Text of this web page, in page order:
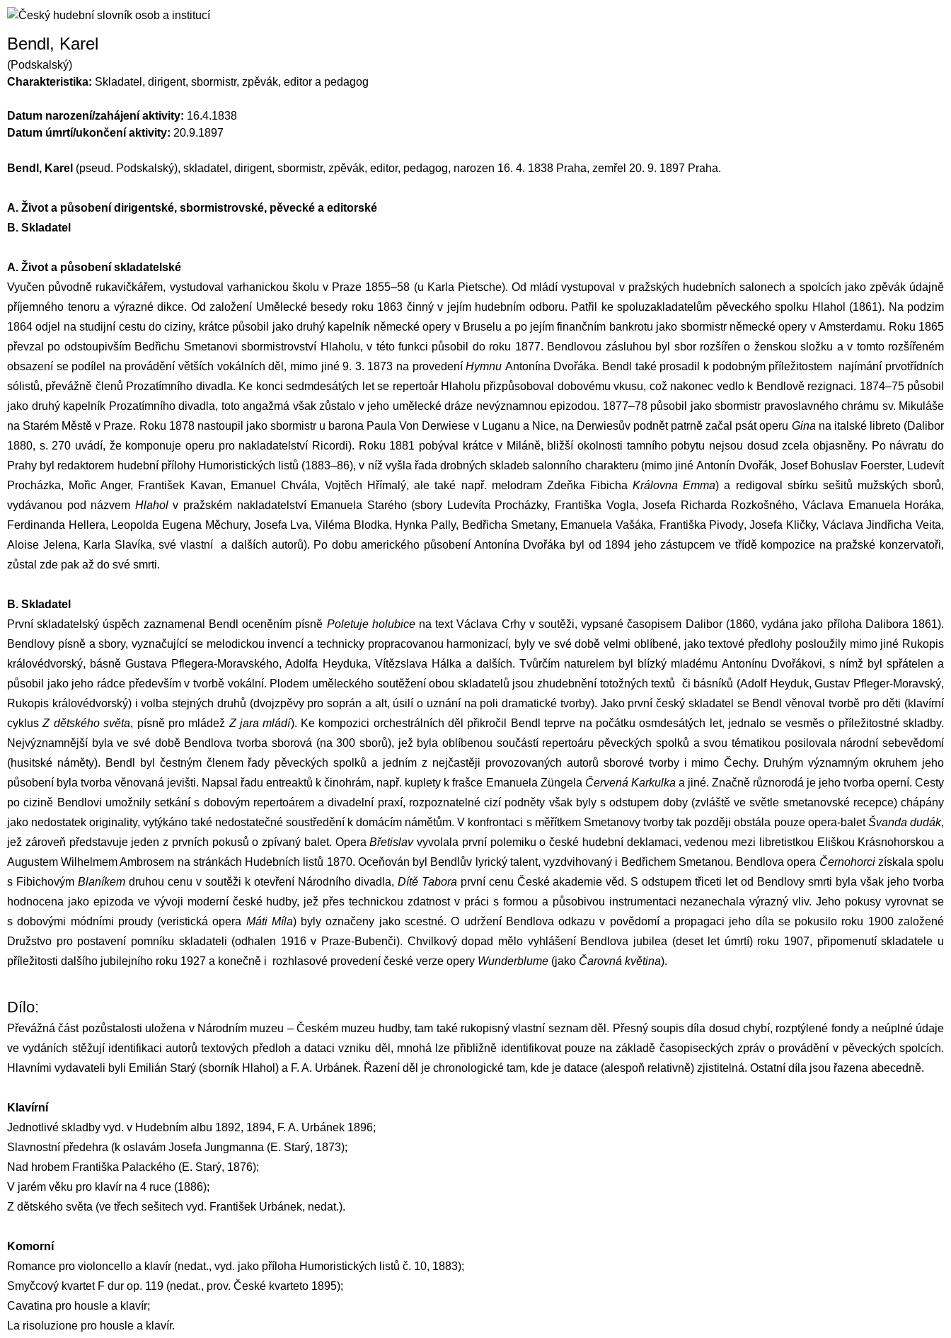
Bendl, Karel
(Podskalský)
Charakteristika: Skladatel, dirigent, sbormistr, zpěvák, editor a pedagog
Datum narození/zahájení aktivity: 16.4.1838
Datum úmrtí/ukončení aktivity: 20.9.1897
Bendl, Karel (pseud. Podskalský), skladatel, dirigent, sbormistr, zpěvák, editor, pedagog, narozen 16. 4. 1838 Praha, zemřel 20. 9. 1897 Praha.
A. Život a působení dirigentské, sbormistrovské, pěvecké a editorské
B. Skladatel
A. Život a působení skladatelské
Vyučen původně rukavičkářem, vystudoval varhanickou školu v Praze 1855–58 (u Karla Pietsche). Od mládí vystupoval v pražských hudebních salonech a spolcích jako zpěvák údajně
příjemného tenoru a výrazné dikce. Od založení Umělecké besedy roku 1863 činný v jejím hudebním odboru. Patřil ke spoluzakladatelům pěveckého spolku Hlahol (1861). Na podzim
1864 odjel na studijní cestu do ciziny, krátce působil jako druhý kapelník německé opery v Bruselu a po jejím finančním bankrotu jako sbormistr německé opery v Amsterdamu. Roku 1865
převzal po odstoupivším Bedřichu Smetanovi sbormistrovství Hlaholu, v této funkci působil do roku 1877. Bendlovou zásluhou byl sbor rozšířen o ženskou složku a v tomto rozšířeném
obsazení se podílel na provádění větších vokálních děl, mimo jiné 9. 3. 1873 na provedeníHymnu Antonína Dvořáka. Bendl také prosadil k podobným příležitostem najímání prvotřídních
sólistů, převážně členů Prozatímního divadla. Ke konci sedmdesátých let se repertoár Hlaholu přizpůsoboval dobovému vkusu, což nakonec vedlo k Bendlově rezignaci. 1874–75 působil
jako druhý kapelník Prozatímního divadla, toto angažmá však zůstalo v jeho umělecké dráze nevýznamnou epizodou. 1877–78 působil jako sbormistr pravoslavného chrámu sv. Mikuláše
na Starém Městě v Praze. Roku 1878 nastoupil jako sbormistr u barona Paula Von Derwiese v Luganu a Nice, na Derwiesův podnět patrně začal psát operu Gina na italské libreto (Dalibor
1880, s. 270 uvádí, že komponuje operu pro nakladatelství Ricordi). Roku 1881 pobýval krátce v Miláně, bližší okolnosti tamního pobytu nejsou dosud zcela objasněny. Po návratu do
Prahy byl redaktorem hudební přílohy Humoristických listů (1883–86), v níž vyšla řada drobných skladeb salonního charakteru (mimo jinéAntonín Dvořák, Josef Bohuslav Foerster, Ludevít
Procházka, Mořic Anger, František Kavan, Emanuel Chvála, Vojtěch Hřímalý, ale také např. melodram Zdeňka Fibicha Královna Emma) a redigoval sbírku sešitů mužských sborů,
vydávanou pod názvem Hlahol v pražském nakladatelství Emanuela Starého(sbory Ludevíta Procházky, Františka Vogla,Josefa Richarda Rozkošného, Václava Emanuela Horáka,
Ferdinanda Hellera, Leopolda Eugena Měchury, Josefa Lva,Viléma Blodka, Hynka Pally, Bedřicha Smetany, Emanuela Vašáka, Františka Pivody,Josefa Kličky, Václava Jindřicha Veita,
Aloise Jelena, Karla Slavíka, své vlastní a dalších autorů). Po dobu amerického působení Antonína Dvořáka byl od 1894 jeho zástupcem ve třídě kompozice na pražské konzervatoři,
zůstal zde pak až do své smrti.
B. Skladatel
První skladatelský úspěch zaznamenal Bendl oceněním písně Poletuje holubice na text Václava Crhy v soutěži, vypsané časopisem Dalibor(1860, vydána jako příloha Dalibora 1861).
Bendlovy písně a sbory, vyznačující se melodickou invencí a technicky propracovanou harmonizací, byly ve své době velmi oblíbené, jako textové předlohy posloužily mimo jiné Rukopis
královédvorský, básněGustava Pflegera-Moravského,Adolfa Heyduka, Vítězslava Hálka a dalších. Tvůrčím naturelem byl blízký mladému Antonínu Dvořákovi, s nímž byl spřátelen a
působil jako jeho rádce především v tvorbě vokální. Plodem uměleckého soutěžení obou skladatelů jsou zhudebnění totožných textů či básníků (Adolf Heyduk,Gustav Pfleger-Moravský,
Rukopis královédvorský) i volba stejných druhů (dvojzpěvy pro soprán a alt, úsilí o uznání na poli dramatické tvorby). Jako první český skladatel se Bendl věnoval tvorbě pro děti (klavírní
cyklusZ dětského světa, písně pro mládež Z jara mládí). Ke kompozici orchestrálních děl přikročil Bendl teprve na počátku osmdesátých let, jednalo se vesměs o příležitostné skladby.
Nejvýznamnější byla ve své době Bendlova tvorba sborová (na 300 sborů), jež byla oblíbenou součástí repertoáru pěveckých spolků a svou tématikou posilovala národní sebevědomí
(husitské náměty). Bendl byl čestným členem řady pěveckých spolků a jedním z nejčastěji provozovaných autorů sborové tvorby i mimo Čechy. Druhým významným okruhem jeho
působení byla tvorba věnovaná jevišti. Napsal řadu entreaktů k činohrám, např. kuplety k frašce Emanuela Züngela Červená Karkulka a jiné. Značně různorodá je jeho tvorba operní. Cesty
po cizině Bendlovi umožnily setkání s dobovým repertoárem a divadelní praxí, rozpoznatelné cizí podněty však byly s odstupem doby (zvláště ve světle smetanovské recepce) chápány
jako nedostatek originality, vytýkáno také nedostatečné soustředění k domácím námětům. V konfrontaci s měřítkem Smetanovytvorby tak později obstála pouze opera-baletŠvanda dudák,
jež zároveň představuje jeden z prvních pokusů o zpívaný balet. OperaBřetislav vyvolala první polemiku o české hudební deklamaci, vedenou mezi libretistkou Eliškou Krásnohorskou a
Augustem Wilhelmem Ambrosem na stránkách Hudebních listů 1870. Oceňován byl Bendlův lyrický talent, vyzdvihovaný i Bedřichem Smetanou. Bendlova opera Černohorci získala spolu
s Fibichovým Blaníkem druhou cenu v soutěži k otevření Národního divadla, Dítě Tabora první cenu České akademie věd. S odstupem třiceti let od Bendlovy smrti byla však jeho tvorba
hodnocena jako epizoda ve vývoji moderní české hudby, jež přes technickou zdatnost v práci s formou a působivou instrumentaci nezanechala výrazný vliv. Jeho pokusy vyrovnat se
s dobovými módními proudy (veristická opera Máti Míla) byly označeny jako scestné. O udržení Bendlova odkazu v povědomí a propagaci jeho díla se pokusilo roku 1900 založené
Družstvo pro postavení pomníku skladateli (odhalen 1916 v Praze-Bubenči). Chvilkový dopad mělo vyhlášení Bendlova jubilea (deset let úmrtí) roku 1907, připomenutí skladatele u
příležitosti dalšího jubilejního roku 1927 a konečně i rozhlasové provedení české verze opery Wunderblume (jako Čarovná květina).
Dílo:
Převážná část pozůstalosti uložena v Národním muzeu – Českém muzeu hudby, tam také rukopisný vlastní seznam děl. Přesný soupis díla dosud chybí, rozptýlené fondy a neúplné údaje
ve vydáních stěžují identifikaci autorů textových předloh a dataci vzniku děl, mnohá lze přibližně identifikovat pouze na základě časopiseckých zpráv o provádění v pěveckých spolcích.
Hlavními vydavateli byli Emilián Starý (sborník Hlahol) a F. A. Urbánek. Řazení děl je chronologické tam, kde je datace (alespoň relativně) zjistitelná. Ostatní díla jsou řazena abecedně.
Klavírní
Jednotlivé skladby vyd. v Hudebním albu 1892, 1894, F. A. Urbánek 1896;
Slavnostní předehra (k oslavám Josefa Jungmanna (E. Starý, 1873);
Nad hrobem Františka Palackého (E. Starý, 1876);
V jarém věku pro klavír na 4 ruce (1886);
Z dětského světa (ve třech sešitech vyd. František Urbánek, nedat.).
Komorní
Romance pro violoncello a klavír (nedat., vyd. jako příloha Humoristických listů č. 10, 1883);
Smyčcový kvartet F dur op. 119 (nedat., prov. České kvarteto 1895);
Cavatina pro housle a klavír;
La risoluzione pro housle a klavír.